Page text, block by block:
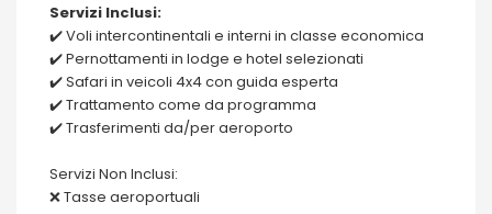
Servizi Inclusi:
✔️ Voli intercontinentali e interni in classe economica
✔️ Pernottamenti in lodge e hotel selezionati
✔️ Safari in veicoli 4x4 con guida esperta
✔️ Trattamento come da programma
✔️ Trasferimenti da/per aeroporto
Servizi Non Inclusi:
❌ Tasse aeroportuali